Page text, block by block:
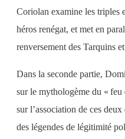
Coriolan examine les triples
héros renégat, et met en
renversement des Tarquins
Dans la seconde partie,
sur le mythologème du « feu
sur l’association de ces
des légendes de légitimité